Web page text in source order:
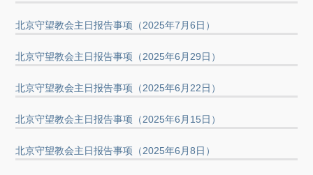
北京守望教会主日报告事项（2025年7月6日）
北京守望教会主日报告事项（2025年6月29日）
北京守望教会主日报告事项（2025年6月22日）
北京守望教会主日报告事项（2025年6月15日）
北京守望教会主日报告事项（2025年6月8日）